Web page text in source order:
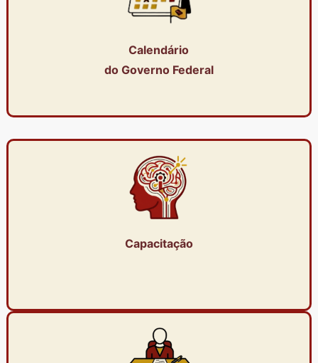
Calendário
do Governo Federal
Capacitação